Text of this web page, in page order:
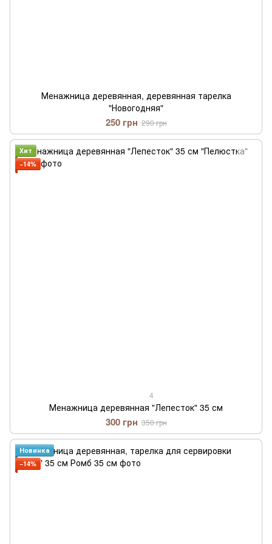
Менажница деревянная, деревянная тарелка
"Новогодняя"
250 грн 290 грн
Хит
−14%
4
Менажница деревянная "Лепесток" 35 см
300 грн 350 грн
Новинка
−14%